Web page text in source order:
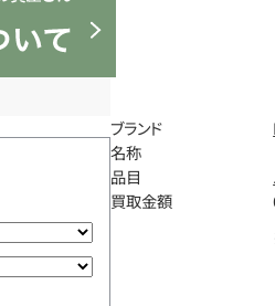
ブランド
名称
品目
買取金額